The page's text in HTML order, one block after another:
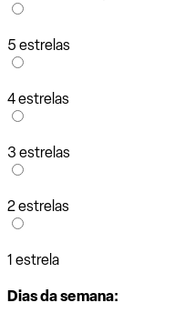
5 estrelas
4 estrelas
3 estrelas
2 estrelas
1 estrela
Dias da semana: